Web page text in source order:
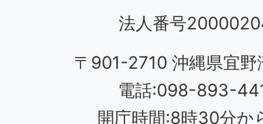
法人番号
〒901-2710 沖縄県宜野
電話:098-893-
開庁時間:8時30分か